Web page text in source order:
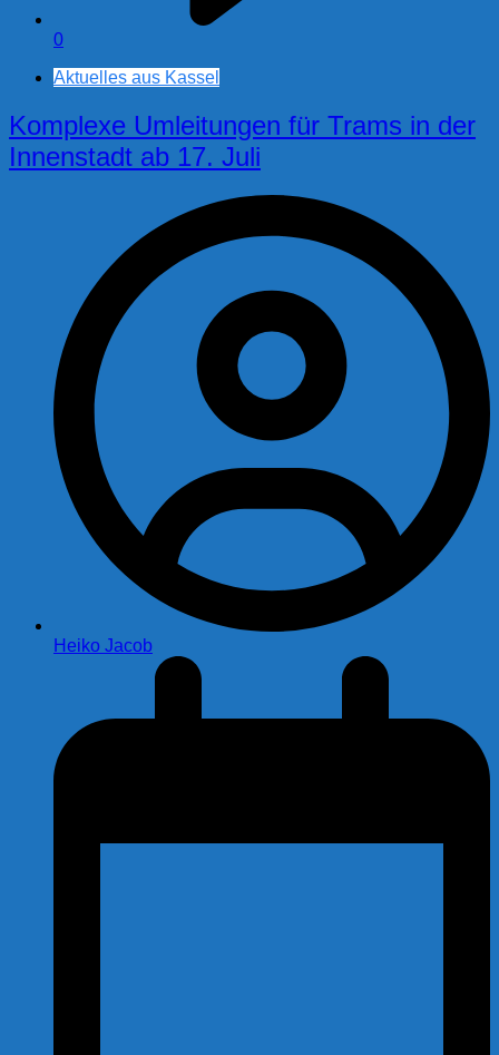
0
Aktuelles aus Kassel
Komplexe Umleitungen für Trams in der
Innenstadt ab 17. Juli
Heiko Jacob